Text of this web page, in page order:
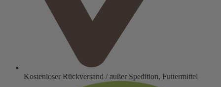
Kostenloser Rückversand / außer Spedition, Futtermittel